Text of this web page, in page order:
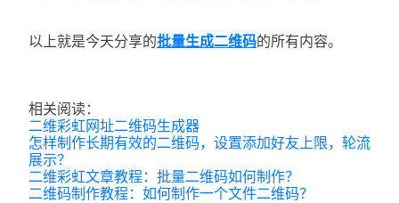
以上就是今天分享的批量生成二维码的所有内容。
相关阅读：
二维彩虹网址二维码生成器
怎样制作长期有效的二维码，设置添加好友上限，轮流
展示？
二维彩虹文章教程：批量二维码如何制作？
二维码制作教程：如何制作一个文件二维码？